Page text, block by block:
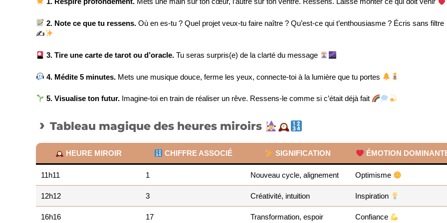
2. Note ce que tu ressens. Où en es-tu ? Quel projet veux-tu faire naître ? Qu’est-ce qui t’enthousiasme ? Écris sans filtre
✍
3. Tire une carte de tarot ou d’oracle. Tu seras surpris(e) de la clarté du message
4. Médite 5 minutes. Mets une musique douce, ferme les yeux, connecte-toi à la lumière que tu portes
5. Visualise ton futur. Imagine-toi en train de réaliser un rêve. Ressens-le comme si c’était déjà fait
Tableau magique des heures miroirs
HEURE MIROIR CHIFFRE ASSOCIÉ SIGNIFICATION ÉMOTION
11h11 1 Nouveau cycle, alignement Optimisme
12h12 3 Créativité, intuition Inspiration
16h16 17 Transformation, espoir Confiance